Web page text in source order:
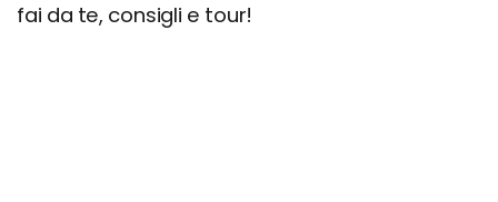
fai da te, consigli e tour!